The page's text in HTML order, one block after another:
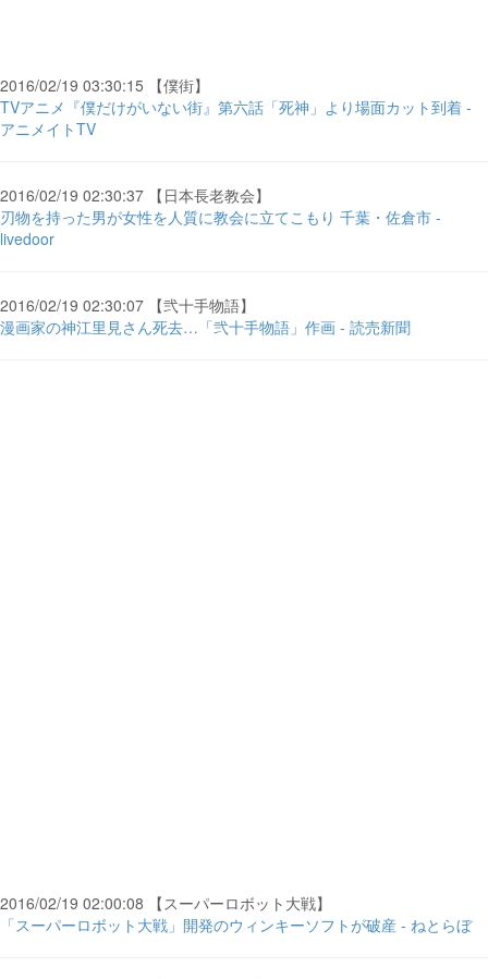
2016/02/19 03:30:15 【僕街】
TVアニメ『僕だけがいない街』第六話「死神」より場面カット到着 -
アニメイトTV
2016/02/19 02:30:37 【日本長老教会】
刃物を持った男が女性を人質に教会に立てこもり 千葉・佐倉市 -
livedoor
2016/02/19 02:30:07 【弐十手物語】
漫画家の神江里見さん死去…「弐十手物語」作画 - 読売新聞
2016/02/19 02:00:08 【スーパーロボット大戦】
「スーパーロボット大戦」開発のウィンキーソフトが破産 - ねとらぼ